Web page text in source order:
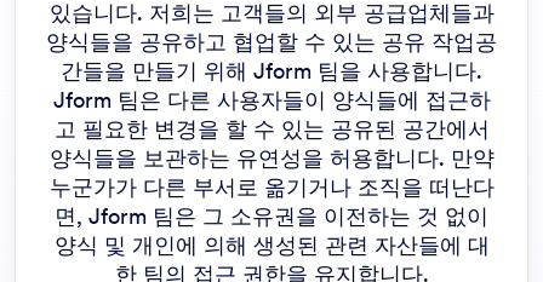
저희 조직을 위해 대부분의 양식들을 만드는 하
나의 팀이 있으며, Jform 팀이 공유된 작업 공
간에 저희의 모든 양식들을 호스팅 하는 것은
저희가 협력하고 필요할 때 서로의 양식들을 더
쉽게 편집하게 합니다.